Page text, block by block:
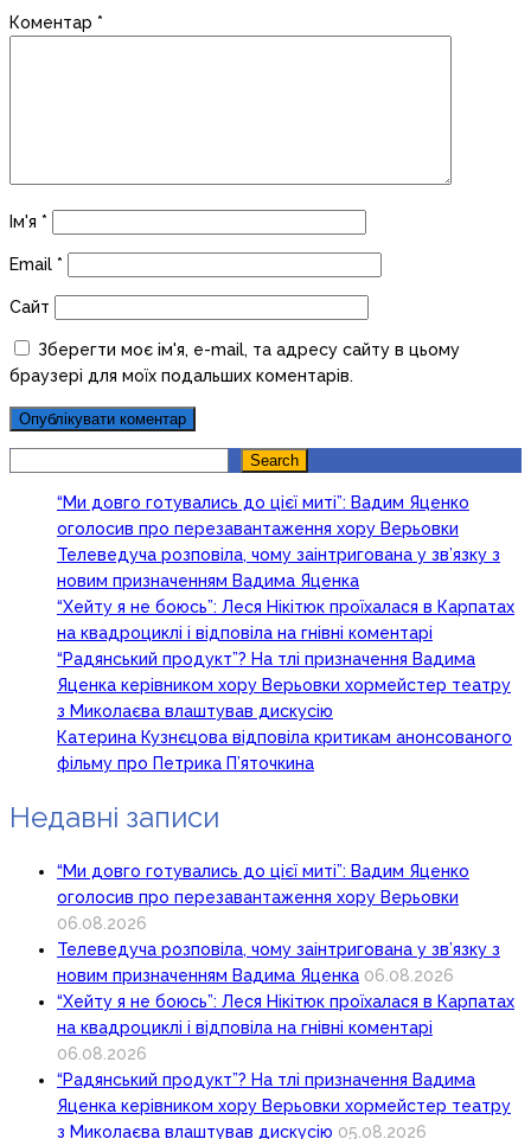
Коментар *
Ім'я *
Email *
Сайт
Зберегти моє ім'я, e-mail, та адресу сайту в цьому
браузері для моїх подальших коментарів.
Search
“Ми довго готувались до цієї миті”: Вадим Яценко
оголосив про перезавантаження хору Верьовки
Телеведуча розповіла, чому заінтригована у зв’язку з
новим призначенням Вадима Яценка
“Хейту я не боюсь”: Леся Нікітюк проїхалася в Карпатах
на квадроциклі і відповіла на гнівні коментарі
“Радянський продукт”? На тлі призначення Вадима
Яценка керівником хору Верьовки хормейстер театру
з Миколаєва влаштував дискусію
Катерина Кузнєцова відповіла критикам анонсованого
фільму про Петрика П’яточкина
Недавні записи
“Ми довго готувались до цієї миті”: Вадим Яценко
оголосив про перезавантаження хору Верьовки
06.08.2026
Телеведуча розповіла, чому заінтригована у зв’язку з
новим призначенням Вадима Яценка 06.08.2026
“Хейту я не боюсь”: Леся Нікітюк проїхалася в Карпатах
на квадроциклі і відповіла на гнівні коментарі
06.08.2026
“Радянський продукт”? На тлі призначення Вадима
Яценка керівником хору Верьовки хормейстер театру
з Миколаєва влаштував дискусію 05.08.2026